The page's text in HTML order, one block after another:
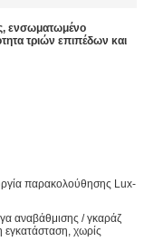
ενσωματωμένο
τριών επιπέδων και
παρακολούθησης Lux-
αναβάθμισης / γκαράζ
χωρίς